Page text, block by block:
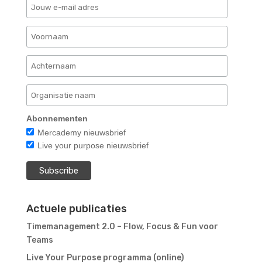
Abonnementen
Mercademy nieuwsbrief
Live your purpose nieuwsbrief
Actuele publicaties
Timemanagement 2.0 – Flow, Focus & Fun voor
Teams
Live Your Purpose programma (online)